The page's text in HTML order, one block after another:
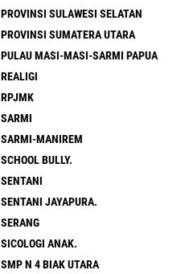
PROVINSI SULAWESI SELATAN
PROVINSI SUMATERA UTARA
PULAU MASI-MASI-SARMI PAPUA
REALIGI
RPJMK
SARMI
SARMI-MANIREM
SCHOOL BULLY.
SENTANI
SENTANI JAYAPURA.
SERANG
SICOLOGI ANAK.
SMP N 4 BIAK UTARA